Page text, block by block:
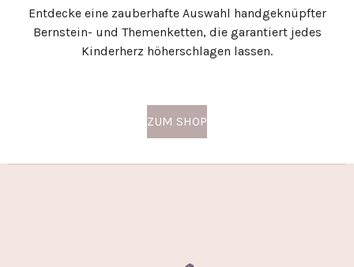
Entdecke eine zauberhafte Auswahl handgeknüpfter
Bernstein- und Themenketten, die garantiert jedes
Kinderherz höherschlagen lassen.
ZUM SHOP